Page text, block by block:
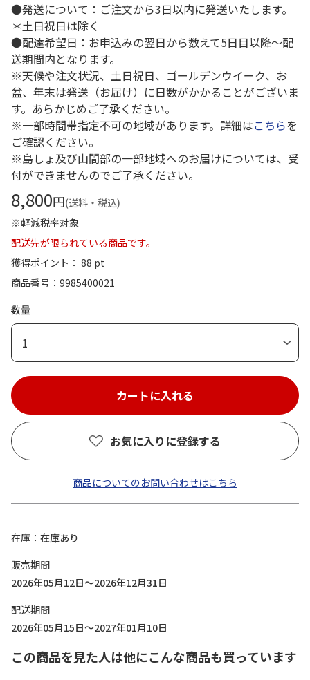
●発送について：ご注文から3日以内に発送いたします。
＊土日祝日は除く
●配達希望日：お申込みの翌日から数えて5日目以降～配
送期間内となります。
※天候や注文状況、土日祝日、ゴールデンウイーク、お
盆、年末は発送（お届け）に日数がかかることがございま
す。あらかじめご了承ください。
※一部時間帯指定不可の地域があります。詳細はこちらを
ご確認ください。
※島しょ及び山間部の一部地域へのお届けについては、受
付ができませんのでご了承ください。
8,800円(送料・税込)
※軽減税率対象
配送先が限られている商品です。
獲得ポイント： 88 pt
商品番号
9985400021
数量
1
お気に入りに登録する
商品についてのお問い合わせはこちら
在庫
在庫あり
販売期間
2026年05月12日～2026年12月31日
配送期間
2026年05月15日～2027年01月10日
この商品を見た人は他にこんな商品も買っています